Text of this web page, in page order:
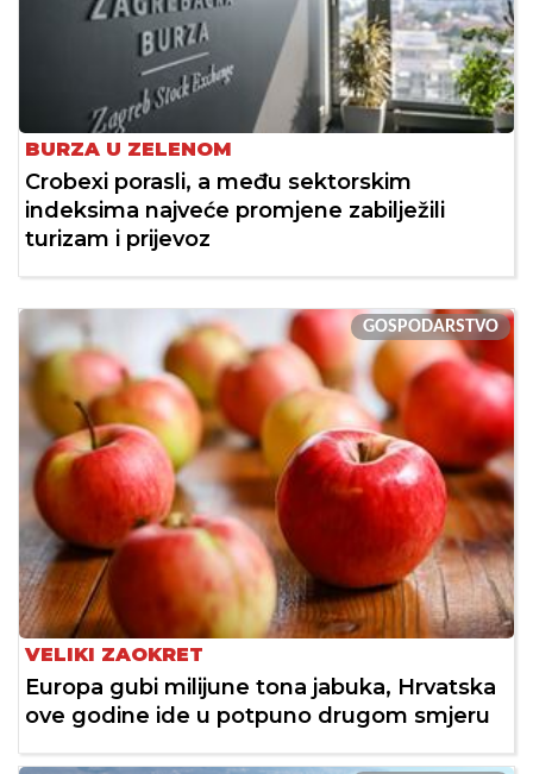
BURZA U ZELENOM
Crobexi porasli, a među sektorskim
indeksima najveće promjene zabilježili
turizam i prijevoz
GOSPODARSTVO
VELIKI ZAOKRET
Europa gubi milijune tona jabuka, Hrvatska
ove godine ide u potpuno drugom smjeru